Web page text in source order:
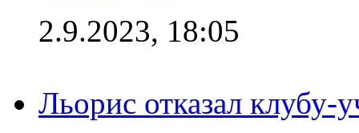
2.9.2023, 18:05
Льорис отказал клубу-